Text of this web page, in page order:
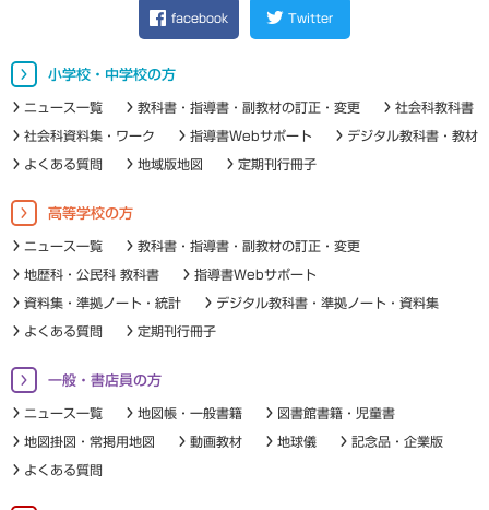
facebook Twitter
小学校・中学校の方
ニュース一覧 教科書・指導書・副教材の訂正・変更 社会科教科書
社会科資料集・ワーク 指導書Webサポート デジタル教科書・教材
よくある質問 地域版地図 定期刊行冊子
高等学校の方
ニュース一覧 教科書・指導書・副教材の訂正・変更
地歴科・公民科 教科書 指導書Webサポート
資料集・準拠ノート・統計 デジタル教科書・準拠ノート・資料集
よくある質問 定期刊行冊子
一般・書店員の方
ニュース一覧 地図帳・一般書籍 図書館書籍・児童書
地図掛図・常掲用地図 動画教材 地球儀 記念品・企業版
よくある質問